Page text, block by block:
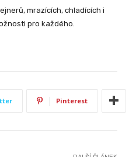
mrazících, chladících i
pro každého.
Pinterest